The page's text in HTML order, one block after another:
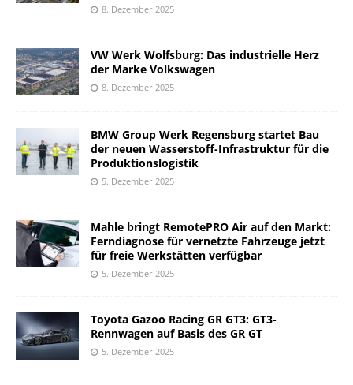
8. Dezember 2025
VW Werk Wolfsburg: Das industrielle Herz
der Marke Volkswagen
8. Dezember 2025
BMW Group Werk Regensburg startet Bau
der neuen Wasserstoff-Infrastruktur für die
Produktionslogistik
5. Dezember 2025
Mahle bringt RemotePRO Air auf den Markt:
Ferndiagnose für vernetzte Fahrzeuge jetzt
für freie Werkstätten verfügbar
5. Dezember 2025
Toyota Gazoo Racing GR GT3: GT3-
Rennwagen auf Basis des GR GT
5. Dezember 2025